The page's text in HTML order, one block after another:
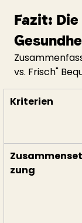
Fazit:
vs. Frisch"
Kriterien
Zusammenset
zung